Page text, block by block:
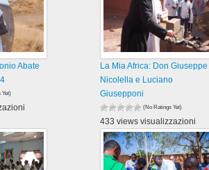
Abate
Yet)
La Mia Africa: Don Giuseppe
Nicolella e Luciano
Giusepponi
(No Ratings Yet)
433 views visualizzazioni